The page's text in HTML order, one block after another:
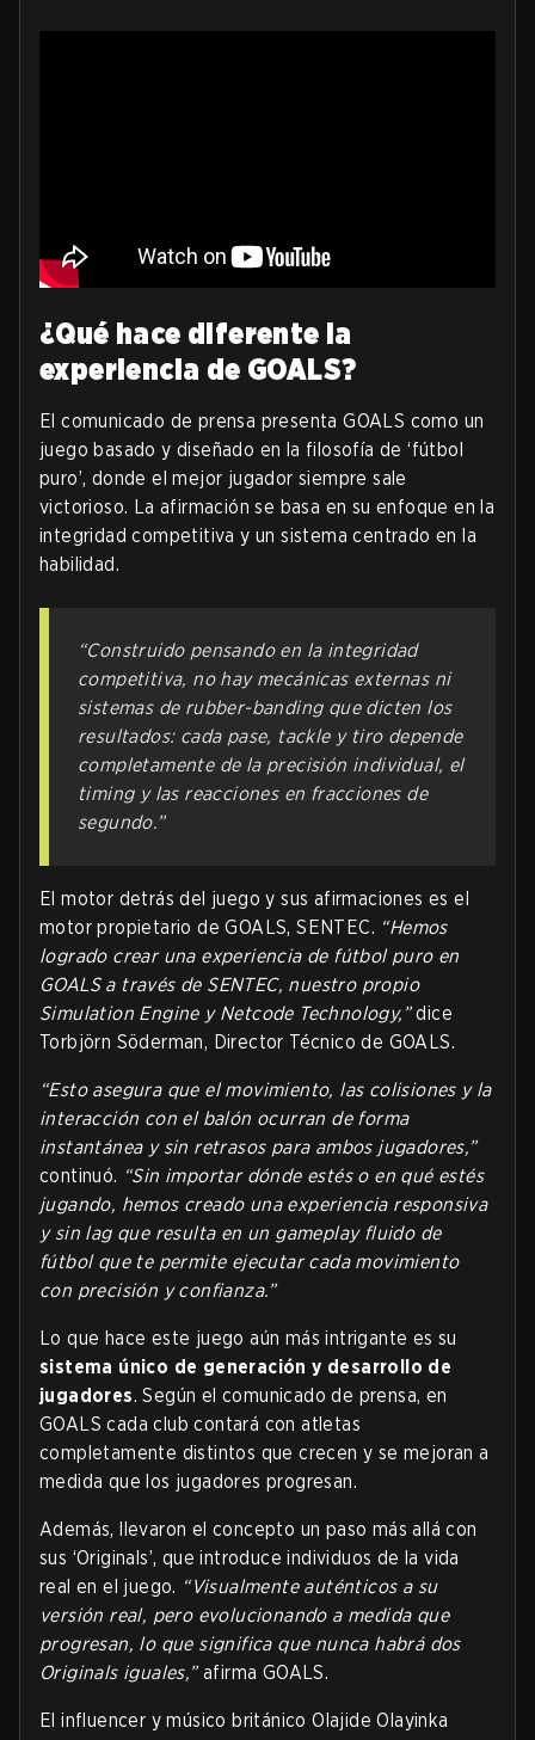
¿Qué hace diferente la
experiencia de GOALS?
El comunicado de prensa presenta GOALS como un
juego basado y diseñado en la filosofía de ‘fútbol
puro’, donde el mejor jugador siempre sale
victorioso. La afirmación se basa en su enfoque en la
integridad competitiva y un sistema centrado en la
habilidad.
“Construido pensando en la integridad
competitiva, no hay mecánicas externas ni
sistemas de rubber-banding que dicten los
resultados: cada pase, tackle y tiro depende
completamente de la precisión individual, el
timing y las reacciones en fracciones de
segundo.”
El motor detrás del juego y sus afirmaciones es el
motor propietario de GOALS, SENTEC. “Hemos
logrado crear una experiencia de fútbol puro en
GOALS a través de SENTEC, nuestro propio
Simulation Engine y Netcode Technology,”dice
Torbjörn Söderman, Director Técnico de GOALS.
“Esto asegura que el movimiento, las colisiones y la
interacción con el balón ocurran de forma
instantánea y sin retrasos para ambos jugadores,”
continuó. “Sin importar dónde estés o en qué estés
jugando, hemos creado una experiencia responsiva
y sin lag que resulta en un gameplay fluido de
fútbol que te permite ejecutar cada movimiento
con precisión y confianza.”
Lo que hace este juego aún más intrigante es su
sistema único de generación y desarrollo de
jugadores. Según el comunicado de prensa, en
GOALS cada club contará con atletas
completamente distintos que crecen y se mejoran a
medida que los jugadores progresan.
Además, llevaron el concepto un paso más allá con
sus ‘Originals’, que introduce individuos de la vida
real en el juego. “Visualmente auténticos a su
versión real, pero evolucionando a medida que
progresan, lo que significa que nunca habrá dos
Originals iguales,”afirma GOALS.
El influencer y músico británico Olajide Olayinka